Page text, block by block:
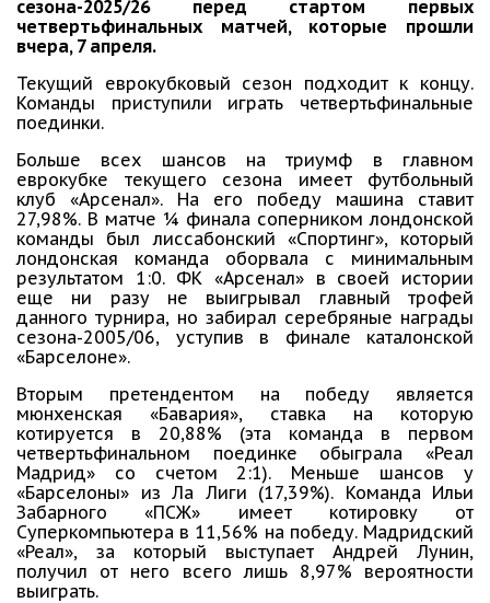
сезона-2025/26 перед стартом первых
четвертьфинальных матчей, которые прошли
вчера, 7 апреля.
Текущий еврокубковый сезон подходит к концу.
Команды приступили играть четвертьфинальные
поединки.
Больше всех шансов на триумф в главном
еврокубке текущего сезона имеет футбольный
клуб «Арсенал». На его победу машина ставит
27,98%. В матче ¼ финала соперником лондонской
команды был лиссабонский «Спортинг», который
лондонская команда оборвала с минимальным
результатом 1:0. ФК «Арсенал» в своей истории
еще ни разу не выигрывал главный трофей
данного турнира, но забирал серебряные награды
сезона-2005/06, уступив в финале каталонской
«Барселоне».
Вторым претендентом на победу является
мюнхенская «Бавария», ставка на которую
котируется в 20,88% (эта команда в первом
четвертьфинальном поединке обыграла «Реал
Мадрид» со счетом 2:1). Меньше шансов у
«Барселоны» из Ла Лиги (17,39%). Команда Ильи
Забарного «ПСЖ» имеет котировку от
Суперкомпьютера в 11,56% на победу. Мадридский
«Реал», за который выступает Андрей Лунин,
получил от него всего лишь 8,97% вероятности
выиграть.